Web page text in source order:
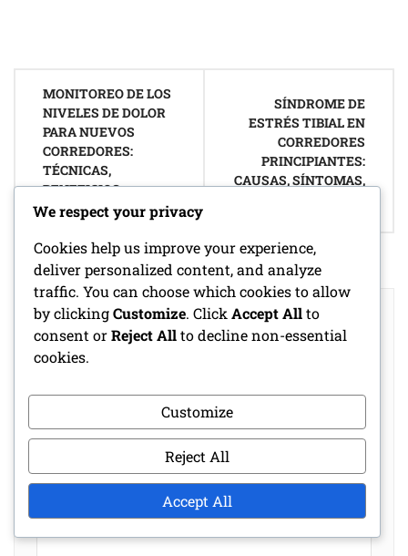
navigation
MONITOREO DE LOS
NIVELES DE DOLOR
PARA NUEVOS
CORREDORES:
TÉCNICAS,
BENEFICIOS,
FRECUENCIA
SÍNDROME DE
ESTRÉS TIBIAL EN
CORREDORES
PRINCIPIANTES:
CAUSAS, SÍNTOMAS,
LEAVE A REPLY
Your email address will not be published.
*
We respect your privacy
Cookies help us improve your experience,
deliver personalized content, and analyze
traffic. You can choose which cookies to allow
by clickingCustomize. Click Accept Allto
consent orReject Allto decline non-essential
cookies.
Customize
Reject All
Accept All